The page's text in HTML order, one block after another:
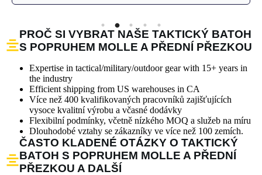
PROČ SI VYBRAT NAŠE TAKTICKÝ BATOH
S POPRUHEM MOLLE A PŘEDNÍ PŘEZKOU
Expertise in tactical/military/outdoor gear with 15+ years in
the industry
Efficient shipping from US warehouses in CA
Více než 400 kvalifikovaných pracovníků zajišťujících
vysoce kvalitní výrobu a včasné dodávky
Flexibilní podmínky, včetně nízkého MOQ a služeb na míru
Dlouhodobé vztahy se zákazníky ve více než 100 zemích.
ČASTO KLADENÉ OTÁZKY O TAKTICKÝ
BATOH S POPRUHEM MOLLE A PŘEDNÍ
PŘEZKOU A DALŠÍ